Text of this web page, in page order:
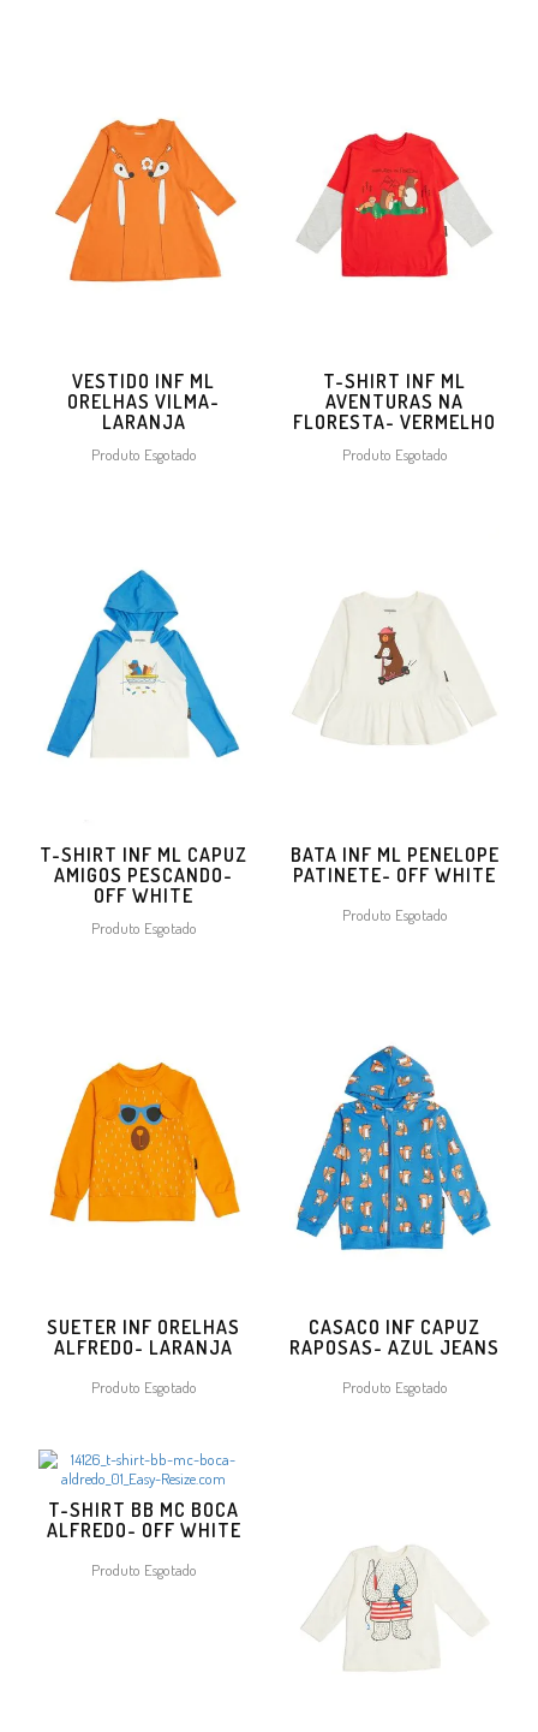
VESTIDO INF ML
ORELHAS VILMA-
LARANJA
Produto Esgotado
T-SHIRT INF ML
AVENTURAS NA
FLORESTA- VERMELHO
Produto Esgotado
T-SHIRT INF ML CAPUZ
AMIGOS PESCANDO-
OFF WHITE
Produto Esgotado
BATA INF ML PENELOPE
PATINETE- OFF WHITE
Produto Esgotado
SUETER INF ORELHAS
ALFREDO- LARANJA
Produto Esgotado
CASACO INF CAPUZ
RAPOSAS- AZUL JEANS
Produto Esgotado
T-SHIRT BB MC BOCA
ALFREDO- OFF WHITE
Produto Esgotado